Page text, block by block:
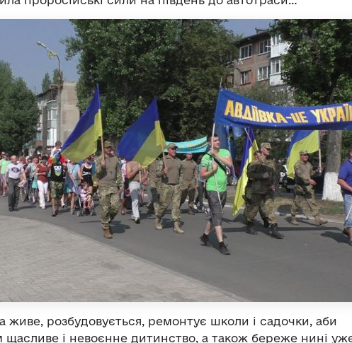
живе, розбудовується, ремонтує школи і садочки, аби
щасливе і невоєнне дитинство, а також береже нині